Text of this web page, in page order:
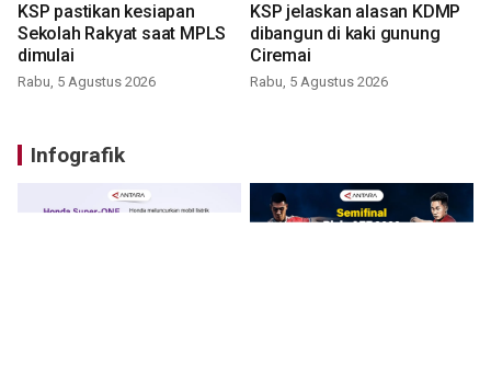
KSP pastikan kesiapan
Sekolah Rakyat saat MPLS
dimulai
Rabu, 5 Agustus 2026
KSP jelaskan alasan KDMP
dibangun di kaki gunung
Ciremai
Rabu, 5 Agustus 2026
Infografik